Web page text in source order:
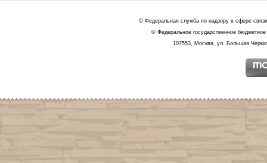
© Федеральная служба по надзору в сфере
© Федеральное государственное
107553, Москва, ул. Большая